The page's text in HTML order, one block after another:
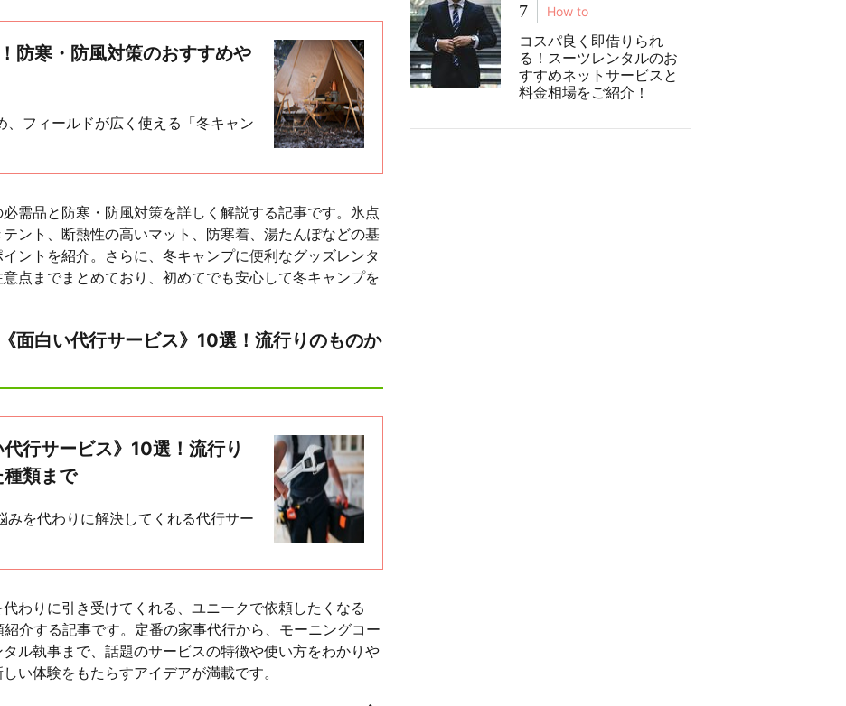
防寒・防風対策のおすすめや
、フィールドが広く使える「冬キャン
需品と防寒・防風対策を詳しく解説する記事です。氷点
ント、断熱性の高いマット、防寒着、湯たんぽなどの基
ントを紹介。さらに、冬キャンプに便利なグッズレンタ
点までまとめており、初めてでも安心して冬キャンプを
白い代行サービス》10選！流行りのものか
行サービス》10選！流行り
類まで
を代わりに解決してくれる代行サー
わりに引き受けてくれる、ユニークで依頼したくなる
紹介する記事です。定番の家事代行から、モーニングコー
ル執事まで、話題のサービスの特徴や使い方をわかりや
い体験をもたらすアイデアが満載です。
7 How to
コスパ良く即借りられ
る！スーツレンタルのお
すすめネットサービスと
料金相場をご紹介！